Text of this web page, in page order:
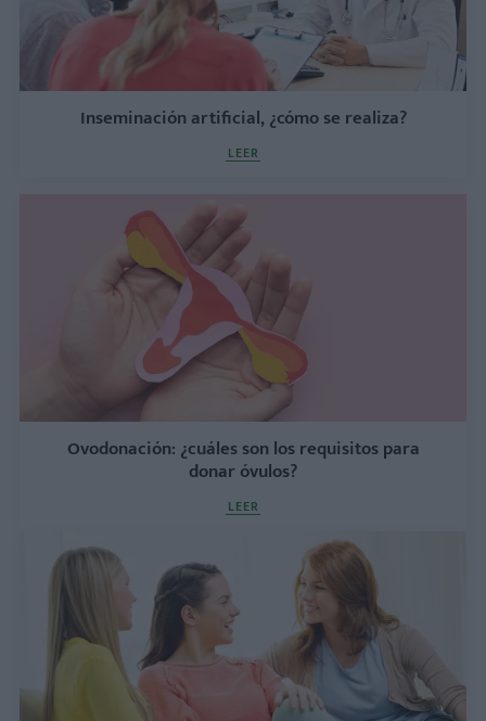
Inseminación artificial, ¿cómo se realiza?
LEER
Ovodonación: ¿cuáles son los requisitos para
donar óvulos?
LEER